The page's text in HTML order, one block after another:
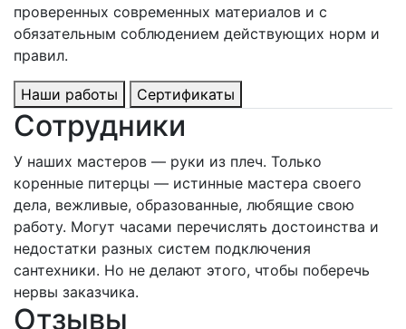
проверенных современных материалов и с
обязательным соблюдением действующих норм и
правил.
Наши работы Сертификаты
Сотрудники
У наших мастеров — руки из плеч. Только
коренные питерцы — истинные мастера своего
дела, вежливые, образованные, любящие свою
работу. Могут часами перечислять достоинства и
недостатки разных систем подключения
сантехники. Но не делают этого, чтобы поберечь
нервы заказчика.
Отзывы